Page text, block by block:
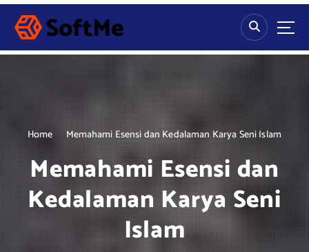
S
p
Home Memahami Esensi dan Kedalaman Karya Seni Islam
Memahami Esensi dan
Kedalaman Karya Seni
Islam